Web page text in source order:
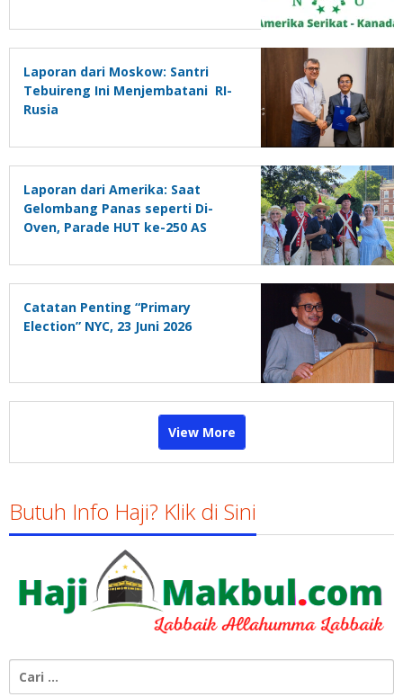
Aset
Laporan dari Moskow: Santri
Tebuireng Ini Menjembatani RI-
Rusia
Laporan dari Amerika: Saat
Gelombang Panas seperti Di-
Oven, Parade HUT ke-250 AS
Catatan Penting “Primary
Election” NYC, 23 Juni 2026
View More
Butuh Info Haji? Klik di Sini
untuk: